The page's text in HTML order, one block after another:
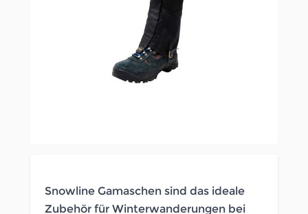
Snowline Gamaschen sind das ideale
Zubehör für Winterwanderungen bei